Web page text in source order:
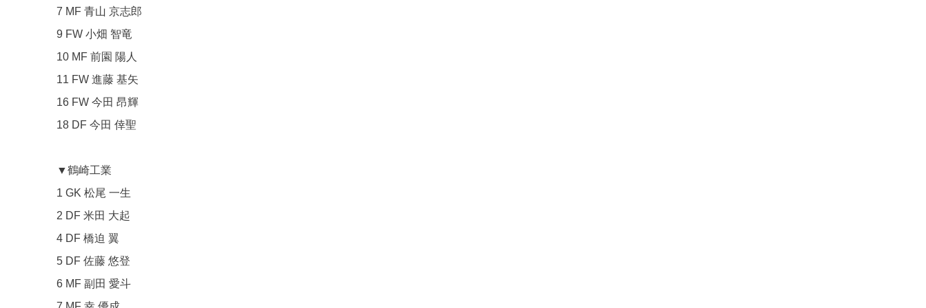
7 MF 青山 京志郎
9 FW 小畑 智竜
10 MF 前園 陽人
11 FW 進藤 基矢
16 FW 今田 昂輝
18 DF 今田 倖聖
▼鶴崎工業
1 GK 松尾 一生
2 DF 米田 大起
4 DF 橋迫 翼
5 DF 佐藤 悠登
6 MF 副田 愛斗